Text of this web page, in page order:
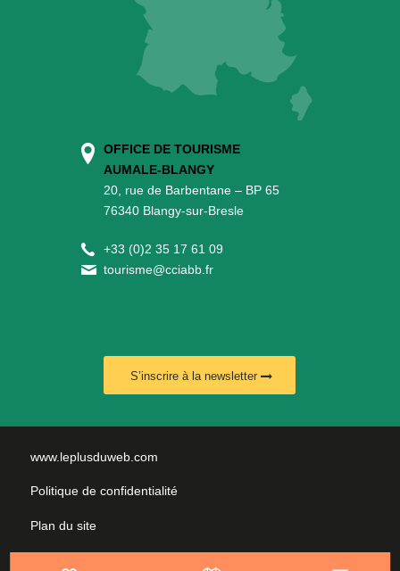
OFFICE DE TOURISME
AUMALE-BLANGY
20, rue de Barbentane – BP 65
76340 Blangy-sur-Bresle
+33 (0)2 35 17 61 09
tourisme@cciabb.fr
S’inscrire à la newsletter
www.leplusduweb.com
Politique de confidentialité
Plan du site